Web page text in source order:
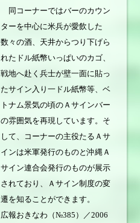
同コーナーではバーのカウン
ターを中心に米兵が愛飲した
数々の酒、天井からつり下げら
れたドル紙幣いっぱいのカゴ、
戦地へ赴く兵士が壁一面に貼っ
たサイン入り一ドル紙幣等、ベ
トナム景気の頃のＡサインバー
の雰囲気を再現しています。そ
して、コーナーの主役たるＡサ
インは米軍発行のものと沖縄Ａ
サイン連合会発行のものが展示
されており、Ａサイン制度の変
遷を知ることができます。
広報おきなわ（№385）／2006